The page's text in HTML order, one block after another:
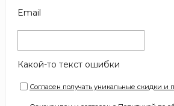
Email
Какой-то текст ошибки
Согласен получать уникальные скидки и